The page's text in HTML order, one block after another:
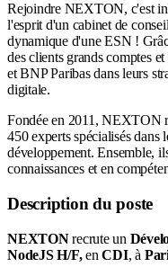
Rejoindre NEXTON, c'est
l'esprit d'un cabinet de
dynamique d'une ESN !
des clients grands comptes
et BNP Paribas dans leurs
digitale.
Fondée en 2011, NEXTON
450 experts spécialisés
développement. Ensemble,
connaissances et en
Description du poste
NEXTONrecrute un
NodeJS H/F,enCDI, à